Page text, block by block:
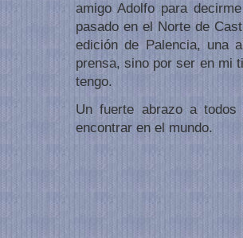
amigo Adolfo para
pasado en el Norte de
edición de Palencia, una
prensa, sino por ser en mi
tengo.
Un fuerte abrazo a
encontrar en el mundo.